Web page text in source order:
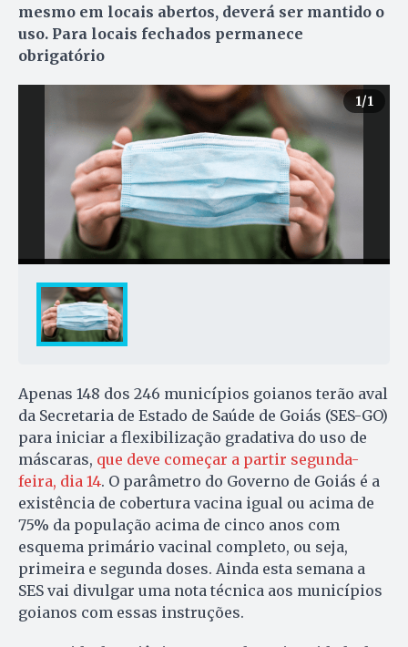
mesmo em locais abertos, deverá ser mantido o
uso. Para locais fechados permanece
obrigatório
1/1
Apenas 148 dos 246 municípios goianos terão aval
da Secretaria de Estado de Saúde de Goiás (SES-GO)
para iniciar a flexibilização gradativa do uso de
máscaras, que deve começar a partir segunda-
feira, dia 14. O parâmetro do Governo de Goiás é a
existência de cobertura vacina igual ou acima de
75% da população acima de cinco anos com
esquema primário vacinal completo, ou seja,
primeira e segunda doses. Ainda esta semana a
SES vai divulgar uma nota técnica aos municípios
goianos com essas instruções.